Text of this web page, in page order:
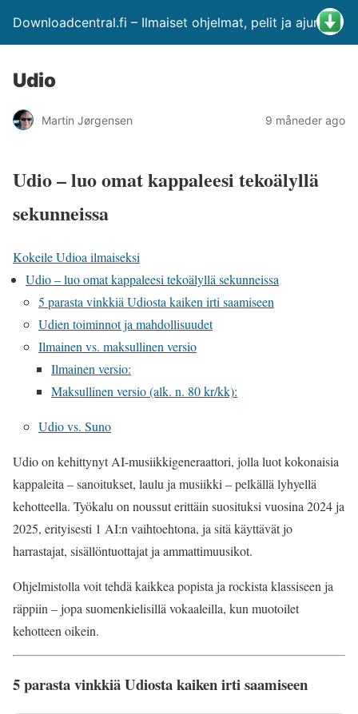
Downloadcentral.fi – Ilmaiset ohjelmat, pelit ja ajurit
Udio
Martin Jørgensen 9 måneder ago
Udio – luo omat kappaleesi tekoälyllä
sekunneissa
Kokeile Udioa ilmaiseksi
Udio – luo omat kappaleesi tekoälyllä sekunneissa
5 parasta vinkkiä Udiosta kaiken irti saamiseen
Udien toiminnot ja mahdollisuudet
Ilmainen vs. maksullinen versio
Ilmainen versio:
Maksullinen versio (alk. n. 80 kr/kk):
Udio vs. Suno
Udio on kehittynyt AI-musiikkigeneraattori, jolla luot kokonaisia
kappaleita – sanoitukset, laulu ja musiikki – pelkällä lyhyellä
kehotteella. Työkalu on noussut erittäin suosituksi vuosina 2024 ja
2025, erityisesti 1 AI:n vaihtoehtona, ja sitä käyttävät jo
harrastajat, sisällöntuottajat ja ammattimuusikot.
Ohjelmistolla voit tehdä kaikkea popista ja rockista klassiseen ja
räppiin – jopa suomenkielisillä vokaaleilla, kun muotoilet
kehotteen oikein.
5 parasta vinkkiä Udiosta kaiken irti saamiseen